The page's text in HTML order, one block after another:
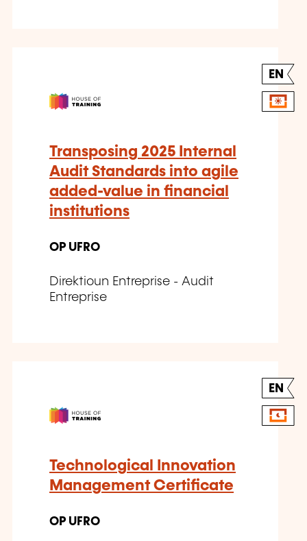
EN
Transposing 2025 Internal
Audit Standards into agile
added-value in financial
institutions
OP UFRO
Direktioun Entreprise - Audit
Entreprise
EN
Technological Innovation
Management Certificate
OP UFRO